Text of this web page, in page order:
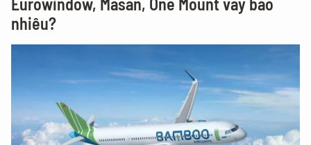
Eurowindow, Masan, One Mount vay bao
nhiêu?